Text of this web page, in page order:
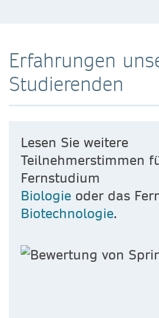
Erfahrungen
Studierenden
Lesen Sie weitere
Teilnehmerstimmen
Fernstudium
Biologie oder das
Biotechnologie.